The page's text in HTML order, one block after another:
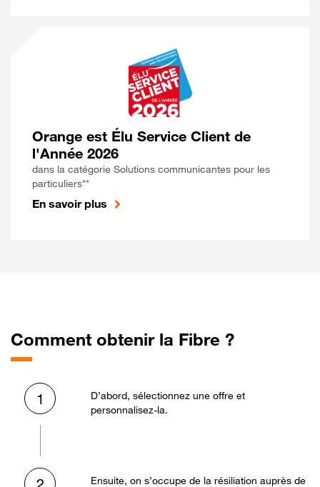
Orange est Élu Service Client de
l'Année 2026
dans la catégorie Solutions communicantes pour les
particuliers**
En savoir plus
Comment obtenir la Fibre ?
1
D’abord, sélectionnez une offre et
personnalisez-la.
Ensuite, on s’occupe de la résiliation auprès de